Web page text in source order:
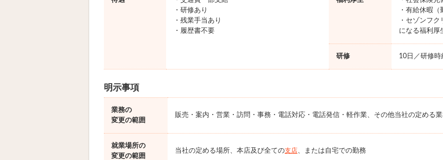
・研修あり
・残業手当あり
・履歴書不要
・有給休暇
・セゾンフ
になる福利厚
研修 10日／研修時
明示事項
業務の
変更の範囲
販売・案内・営業・訪問・事務・電話対応・電話発信・軽作業、その他当社の定める
就業場所の
変更の範囲
当社の定める場所、本店及び全ての支店、または自宅での勤務